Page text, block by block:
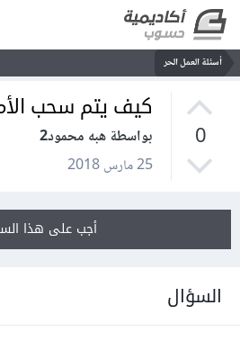
أسئلة العمل الحر
0
كيف يتم سحب
بواسطة هبه محمود2
25 مارس 2018
أجب على هذا
السؤال